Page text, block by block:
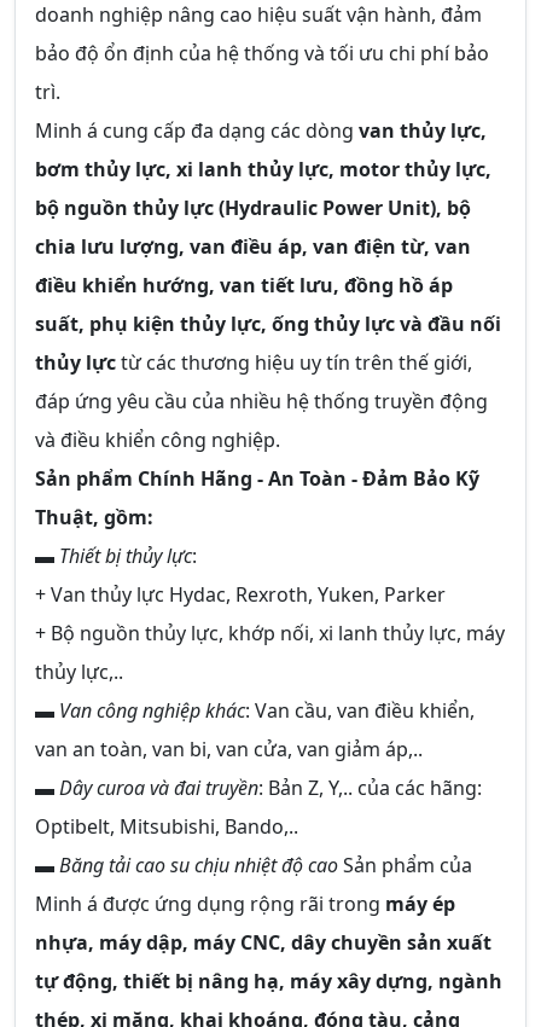
doanh nghiệp nâng cao hiệu suất vận hành, đảm
bảo độ ổn định của hệ thống và tối ưu chi phí bảo
trì.
Minh á cung cấp đa dạng các dòng van thủy lực,
bơm thủy lực, xi lanh thủy lực, motor thủy lực,
bộ nguồn thủy lực (Hydraulic Power Unit), bộ
chia lưu lượng, van điều áp, van điện từ, van
điều khiển hướng, van tiết lưu, đồng hồ áp
suất, phụ kiện thủy lực, ống thủy lực và đầu nối
thủy lựctừ các thương hiệu uy tín trên thế giới,
đáp ứng yêu cầu của nhiều hệ thống truyền động
và điều khiển công nghiệp.
Sản phẩm Chính Hãng - An Toàn - Đảm Bảo Kỹ
Thuật, gồm:
▬ Thiết bị thủy lực:
+ Van thủy lực Hydac, Rexroth, Yuken, Parker
+ Bộ nguồn thủy lực, khớp nối, xi lanh thủy lực, máy
thủy lực,..
▬ Van công nghiệp khác: Van cầu, van điều khiển,
van an toàn, van bi, van cửa, van giảm áp,..
▬Dây curoa và đai truyền: Bản Z, Y,.. của các hãng:
Optibelt, Mitsubishi, Bando,..
▬Băng tải cao su chịu nhiệt độ caoSản phẩm của
Minh á được ứng dụng rộng rãi trong máy ép
nhựa, máy dập, máy CNC, dây chuyền sản xuất
tự động, thiết bị nâng hạ, máy xây dựng, ngành
thép, xi măng, khai khoáng, đóng tàu, cảng